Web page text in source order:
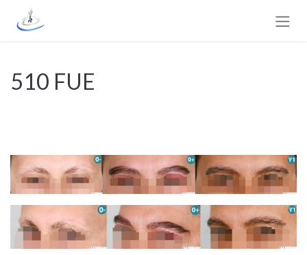
Se rendre au contenu
510 FUE